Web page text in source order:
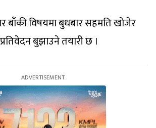
बाँकी विषयमा बुधबार सहमति खोजेर
बुझाउने तयारी छ ।